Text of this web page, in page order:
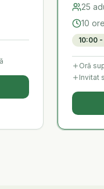
25
10 ore
10:00
Oră
Invitat